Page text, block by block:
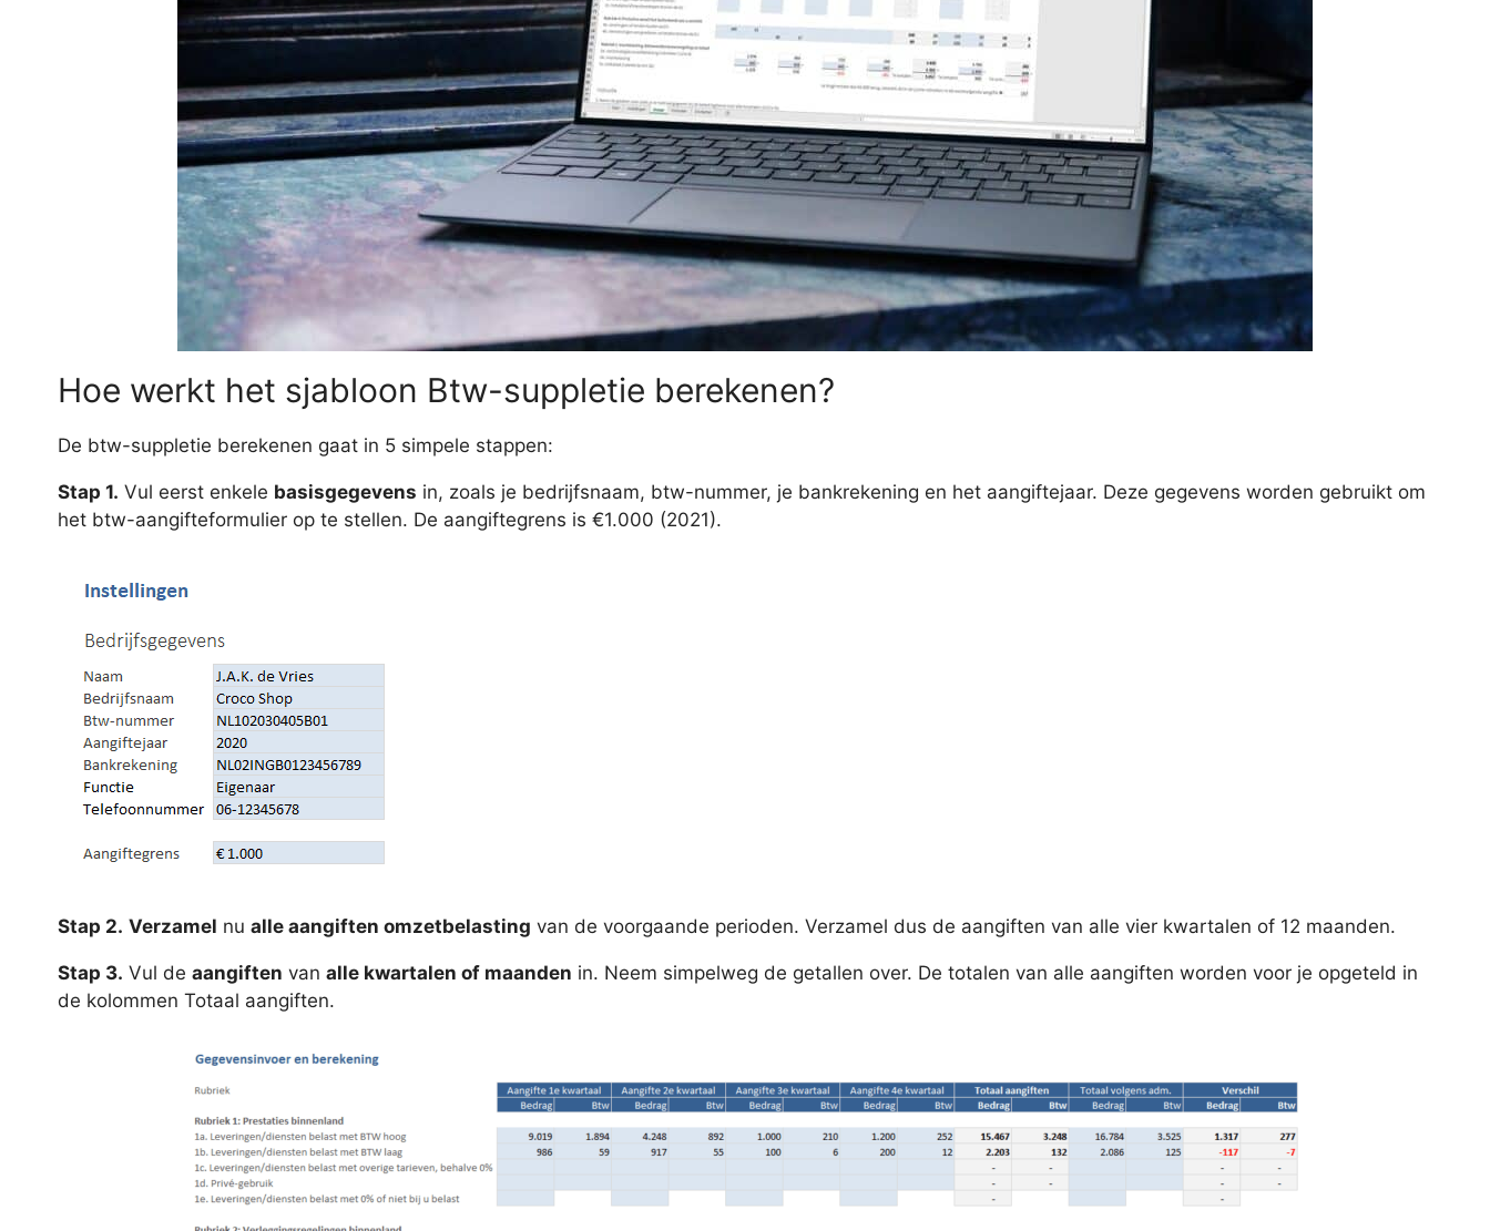
Hoe werkt het sjabloon Btw-suppletie berekenen?
De btw-suppletie berekenen gaat in 5 simpele stappen:
Stap 1. Vul eerst enkele basisgegevens in, zoals je bedrijfsnaam, btw-nummer, je bankrekening en het aangiftejaar. Deze gegevens worden gebruikt om
het btw-aangifteformulier op te stellen. De aangiftegrens is €1.000 (2021).
Stap 2. Verzamel nu alle aangiften omzetbelasting van de voorgaande perioden. Verzamel dus de aangiften van alle vier kwartalen of 12 maanden.
Stap 3. Vul de aangiften van alle kwartalen of maanden in. Neem simpelweg de getallen over. De totalen van alle aangiften worden voor je opgeteld in
de kolommen Totaal aangiften.